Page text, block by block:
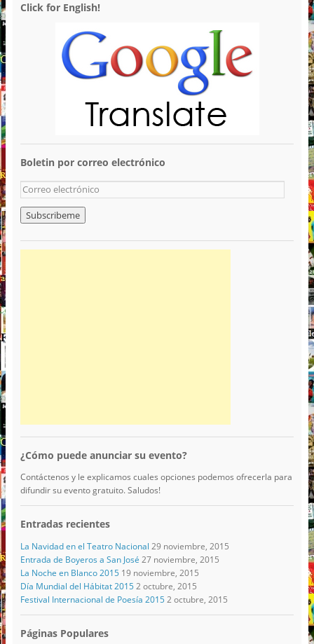
Click for English!
Boletin por correo electrónico
¿Cómo puede anunciar su evento?
Contáctenos y le explicamos cuales opciones podemos ofrecerla para
difundir su evento gratuito. Saludos!
Entradas recientes
La Navidad en el Teatro Nacional 29 noviembre, 2015
Entrada de Boyeros a San José 27 noviembre, 2015
La Noche en Blanco 2015 19 noviembre, 2015
Día Mundial del Hábitat 2015 2 octubre, 2015
Festival Internacional de Poesía 2015 2 octubre, 2015
Páginas Populares